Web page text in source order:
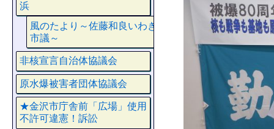
浜
風のたより～佐藤和良いわき
市議～
非核宣言自治体協議会
原水爆被害者団体協議会
★金沢市庁舎前「広場」使用
不許可違憲！訴訟